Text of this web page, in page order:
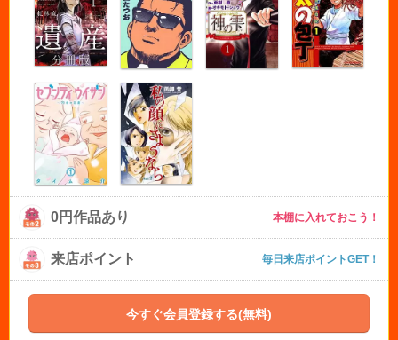
0円作品あり 本棚に入れておこう！
来店ポイント 毎日来店ポイントGET！
今すぐ会員登録する(無料)